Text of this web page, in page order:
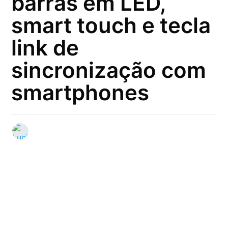
smart touch e tecla
link de
sincronização com
smartphones